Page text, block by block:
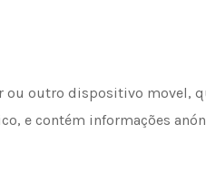
outro dispositivo movel,
e contém informações